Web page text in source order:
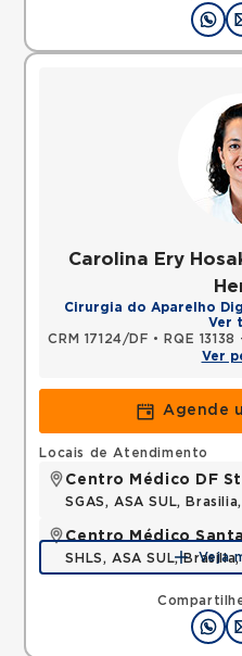
Carolina Ery
Cirurgia do Aparelho
Ver
CRM 17124/DF • RQE
Ver
Agende
Locais de Atendimento
Centro Médico DF
SGAS, ASA SUL,
Centro Médico
SHLS, ASA SUL, Veja